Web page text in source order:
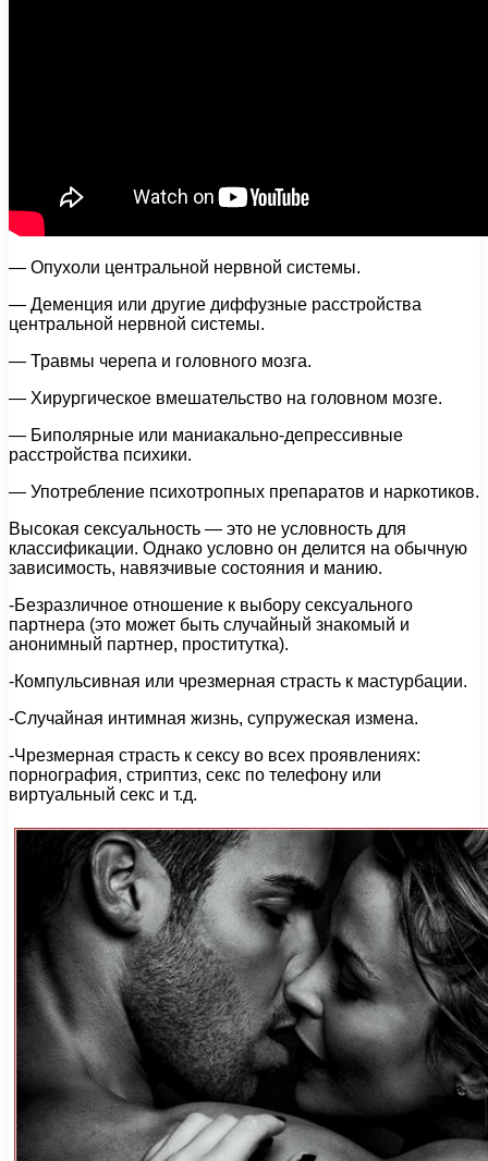
— Опухоли центральной нервной системы.
— Деменция или другие диффузные расстройства
центральной нервной системы.
— Травмы черепа и головного мозга.
— Хирургическое вмешательство на головном мозге.
— Биполярные или маниакально-депрессивные
расстройства психики.
— Употребление психотропных препаратов и наркотиков.
Высокая сексуальность — это не условность для
классификации. Однако условно он делится на обычную
зависимость, навязчивые состояния и манию.
-Безразличное отношение к выбору сексуального
партнера (это может быть случайный знакомый и
анонимный партнер, проститутка).
-Компульсивная или чрезмерная страсть к мастурбации.
-Случайная интимная жизнь, супружеская измена.
-Чрезмерная страсть к сексу во всех проявлениях:
порнография, стриптиз, секс по телефону или
виртуальный секс и т.д.